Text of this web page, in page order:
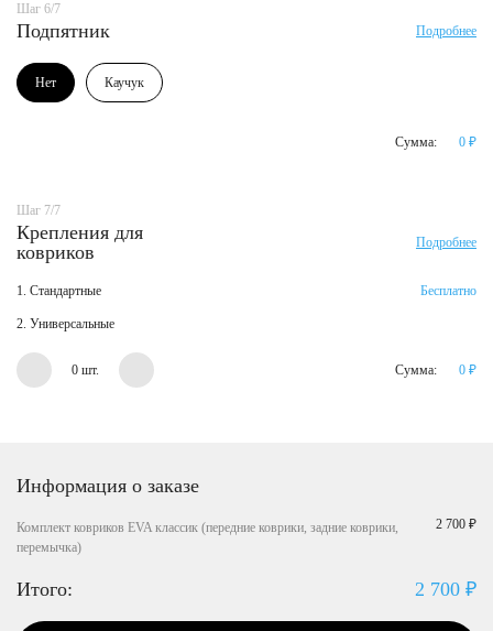
Шаг 6/7
Подпятник Подробнее
Нет Каучук
Сумма: 0 ₽
Шаг 7/7
Крепления для
ковриков
Подробнее
1. Стандартные Бесплатно
2. Универсальные
0 шт. Сумма: 0 ₽
Информация о заказе
Комплект ковриков EVA классик (передние коврики, задние коврики,
перемычка)
2 700 ₽
Итого: 2 700 ₽